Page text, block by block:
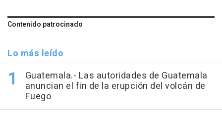
Contenido patrocinado
Lo más leído
Guatemala.- Las autoridades de Guatemala
anuncian el fin de la erupción del volcán de
Fuego